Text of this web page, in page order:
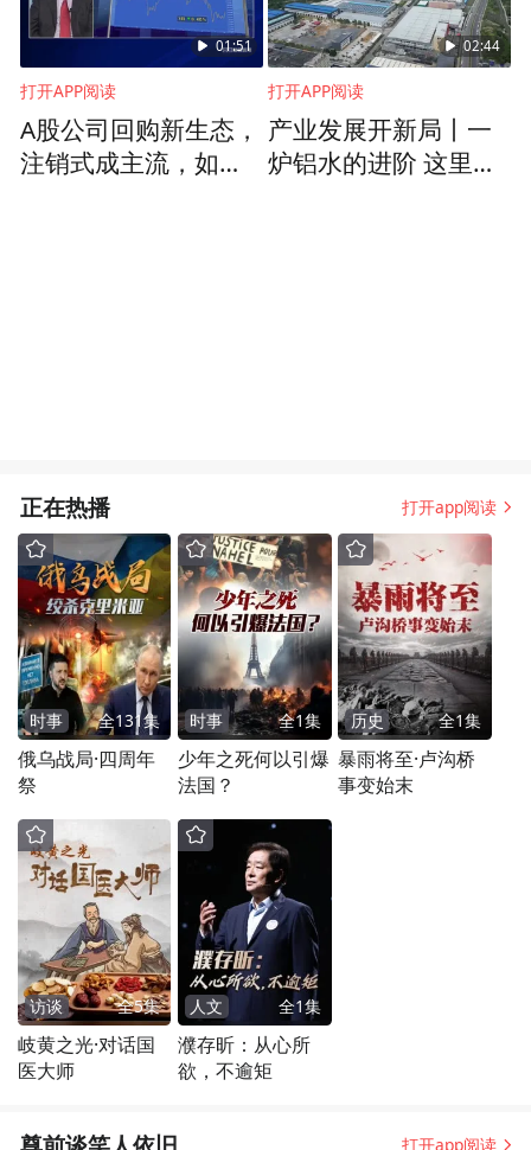
01:51
打开APP阅读
A股公司回购新生态，
注销式成主流，如何
02:44
打开APP阅读
产业发展开新局丨一
炉铝水的进阶 这里的
正在热播 打开app阅读
时事 全131集
俄乌战局·四周年
祭
时事 全1集
少年之死何以引爆
法国？
历史 全1集
暴雨将至·卢沟桥
事变始末
访谈 全5集
岐黄之光·对话国
医大师
人文 全1集
濮存昕：从心所
欲，不逾矩
打开app阅读